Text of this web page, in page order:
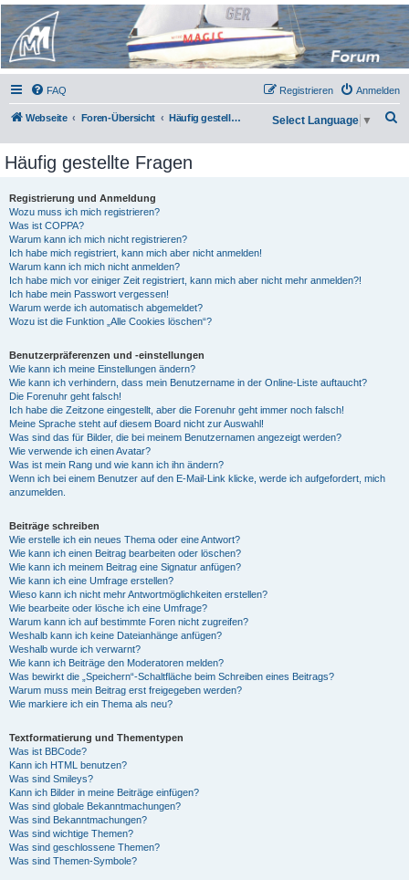
Micro Magic Forum
Deutschland
FAQ Anmelden
Registrieren
Webseite Foren-Übersicht Häufig gestellte Fragen Select Language ▼
Häufig gestellte Fragen
Registrierung und Anmeldung
Wozu muss ich mich registrieren?
Was ist COPPA?
Warum kann ich mich nicht registrieren?
Ich habe mich registriert, kann mich aber nicht anmelden!
Warum kann ich mich nicht anmelden?
Ich habe mich vor einiger Zeit registriert, kann mich aber nicht mehr anmelden?!
Ich habe mein Passwort vergessen!
Warum werde ich automatisch abgemeldet?
Wozu ist die Funktion „Alle Cookies löschen“?
Benutzerpräferenzen und -einstellungen
Wie kann ich meine Einstellungen ändern?
Wie kann ich verhindern, dass mein Benutzername in der Online-Liste auftaucht?
Die Forenuhr geht falsch!
Ich habe die Zeitzone eingestellt, aber die Forenuhr geht immer noch falsch!
Meine Sprache steht auf diesem Board nicht zur Auswahl!
Was sind das für Bilder, die bei meinem Benutzernamen angezeigt werden?
Wie verwende ich einen Avatar?
Was ist mein Rang und wie kann ich ihn ändern?
Wenn ich bei einem Benutzer auf den E-Mail-Link klicke, werde ich aufgefordert, mich
anzumelden.
Beiträge schreiben
Wie erstelle ich ein neues Thema oder eine Antwort?
Wie kann ich einen Beitrag bearbeiten oder löschen?
Wie kann ich meinem Beitrag eine Signatur anfügen?
Wie kann ich eine Umfrage erstellen?
Wieso kann ich nicht mehr Antwortmöglichkeiten erstellen?
Wie bearbeite oder lösche ich eine Umfrage?
Warum kann ich auf bestimmte Foren nicht zugreifen?
Weshalb kann ich keine Dateianhänge anfügen?
Weshalb wurde ich verwarnt?
Wie kann ich Beiträge den Moderatoren melden?
Was bewirkt die „Speichern“-Schaltfläche beim Schreiben eines Beitrags?
Warum muss mein Beitrag erst freigegeben werden?
Wie markiere ich ein Thema als neu?
Textformatierung und Thementypen
Was ist BBCode?
Kann ich HTML benutzen?
Was sind Smileys?
Kann ich Bilder in meine Beiträge einfügen?
Was sind globale Bekanntmachungen?
Was sind Bekanntmachungen?
Was sind wichtige Themen?
Was sind geschlossene Themen?
Was sind Themen-Symbole?